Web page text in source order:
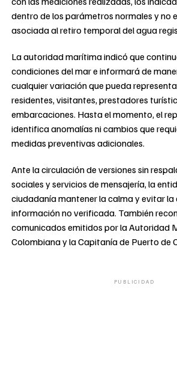
dentro de los parámetros normales y no
asociada al retiro temporal del agua
La autoridad marítima indicó que
condiciones del mar e informará de
cualquier variación que pueda
residentes, visitantes, prestadores
embarcaciones. Hasta el momento, el
identifica anomalías ni cambios que
medidas preventivas adicionales.
Ante la circulación de versiones sin
sociales y servicios de mensajería, la
ciudadanía mantener la calma y evitar la
información no verificada. También
comunicados emitidos por la Autoridad
Colombiana y la Capitanía de Puerto de
PUBLICIDAD